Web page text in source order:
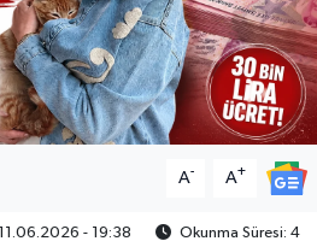
A- A+
11.06.2026 - 19:38
Okunma Süresi: 4